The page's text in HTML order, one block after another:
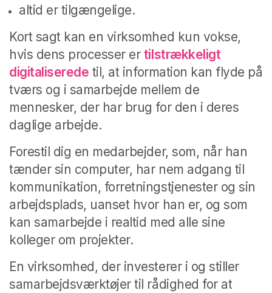
altid er tilgængelige.
Kort sagt kan en virksomhed kun vokse,
hvis dens processer er tilstrækkeligt
digitaliserede til, at information kan flyde på
tværs og i samarbejde mellem de
mennesker, der har brug for den i deres
daglige arbejde.
Forestil dig en medarbejder, som, når han
tænder sin computer, har nem adgang til
kommunikation, forretningstjenester og sin
arbejdsplads, uanset hvor han er, og som
kan samarbejde i realtid med alle sine
kolleger om projekter.
En virksomhed, der investerer i og stiller
samarbejdsværktøjer til rådighed for at